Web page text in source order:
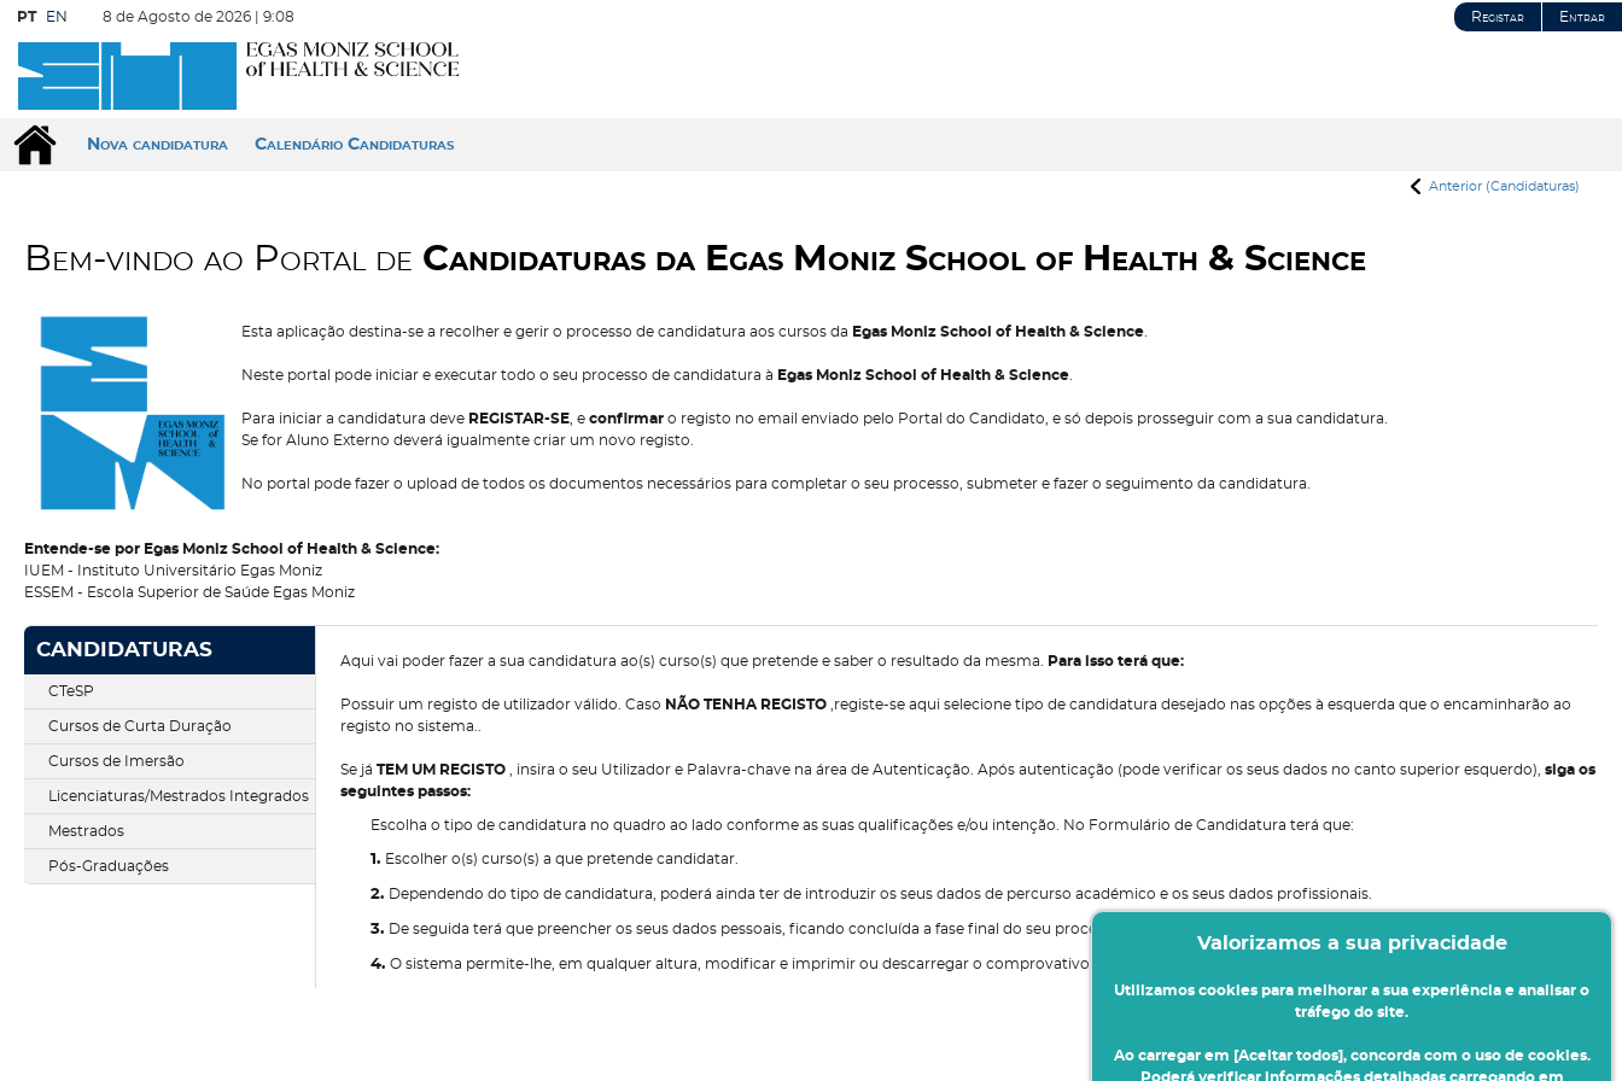
PT EN 8 de Agosto de 2026 | 9:08 Registar Entrar
Nova candidatura Calendário Candidaturas
Anterior (Candidaturas)
Bem-vindo ao Portal de Candidaturas da Egas Moniz School of Health & Science
Esta aplicação destina-se a recolher e gerir o processo de candidatura aos cursos da Egas Moniz School of Health & Science
Neste portal pode iniciar e executar todo o seu processo de candidatura à Egas Moniz School of Health & Science
Para iniciar a candidatura deve REGISTAR-SE , e confirmar o registo no email enviado pelo Portal do Candidato, e só depois prosseguir com a sua candidatura.
Se for Aluno Externo deverá igualmente criar um novo registo.
No portal pode fazer o upload de todos os documentos necessários para completar o seu processo, submeter e fazer o seguimento da candidatura.
Entende-se por Egas Moniz School of Health & Science:
IUEM - Instituto Universitário Egas Moniz
ESSEM - Escola Superior de Saúde Egas Moniz
CANDIDATURAS
CTeSP
Cursos de Curta Duração
Cursos de Imersão
Licenciaturas/Mestrados Integrados
Mestrados
Pós-Graduações
Aqui vai poder fazer a sua candidatura ao(s) curso(s) que pretende e saber o resultado da mesma. Para isso terá que:
Possuir um registo de utilizador válido. Caso NÃO TENHA REGISTO ,registe-se aqui selecione tipo de candidatura desejado nas opções à esquerda que o encaminharão ao
registo no sistema..
Se já TEM UM REGISTO , insira o seu Utilizador e Palavra-chave na área de Autenticação. Após autenticação (pode verificar os seus dados no canto superior esquerdo), siga os
seguintes passos:
Escolha o tipo de candidatura no quadro ao lado conforme as suas qualificações e/ou intenção. No Formulário de Candidatura terá que:
1. Escolher o(s) curso(s) a que pretende candidatar.
2. Dependendo do tipo de candidatura, poderá ainda ter de introduzir os seus dados de percurso académico e os seus dados profissionais.
3. De seguida terá que preencher os seus dados pessoais, ficando concluída a fase final do seu processo de candidatura.
4. O sistema permite-lhe, em qualquer altura, modificar e imprimir ou descarregar o comprovativo com os dados da sua candidatura e validar se a mesma foi aceite.
Valorizamos a sua privacidade
Utilizamos cookies para melhorar a sua experiência e analisar o
tráfego do site.
Ao carregar em [Aceitar todos], concorda com o uso de cookies.
Poderá verificar informações detalhadas carregando em